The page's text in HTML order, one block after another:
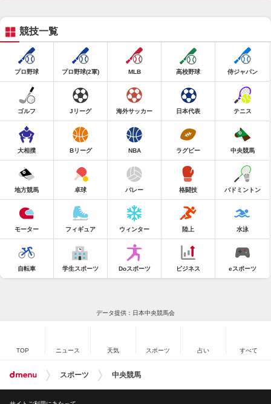
競技一覧
プロ野球 プロ野球(2軍) MLB 高校野球 侍ジャパン
ゴルフ Jリーグ 海外サッカー 日本代表 テニス
大相撲 Bリーグ NBA ラグビー 中央競馬
地方競馬 卓球 バレー 格闘技 バドミントン
モーター フィギュア ウィンター 陸上 水泳
自転車 学生スポーツ Doスポーツ ビジネス eスポーツ
データ提供：日本中央競馬会
TOP ニュース 天気 スポーツ 占い すべて
スポーツ 中央競馬